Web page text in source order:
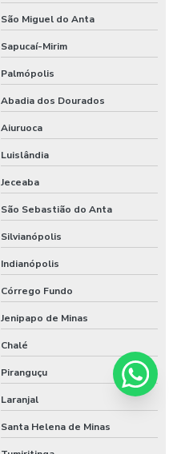
São Miguel do Anta
Sapucaí-Mirim
Palmópolis
Abadia dos Dourados
Aiuruoca
Luislândia
Jeceaba
São Sebastião do Anta
Silvianópolis
Indianópolis
Córrego Fundo
Jenipapo de Minas
Chalé
Piranguçu
Laranjal
Santa Helena de Minas